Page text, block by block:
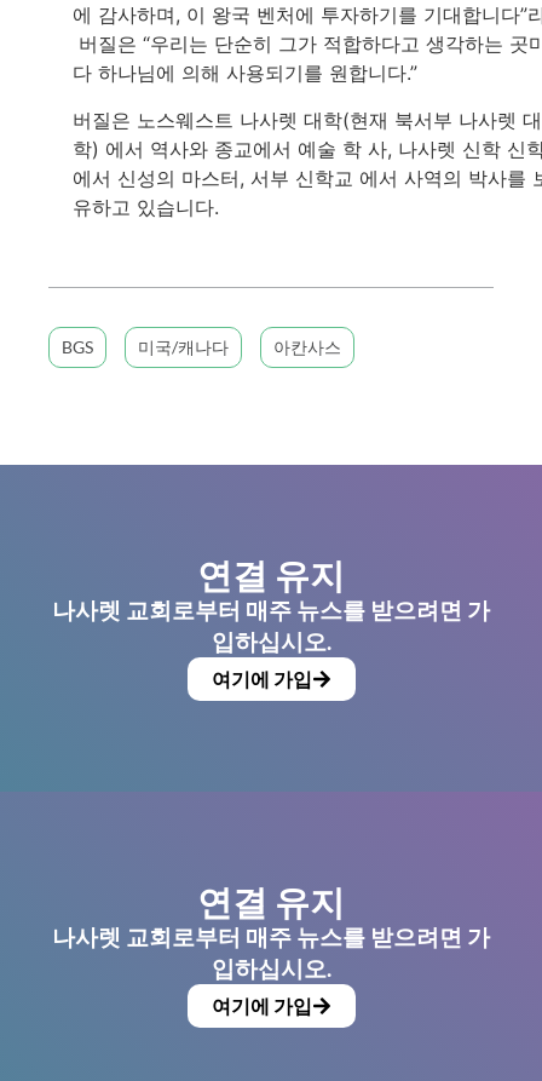
에 감사하며, 이 왕국 벤처에 투자하기를 기대합니다”
버질은 “우리는 단순히 그가 적합하다고 생각하는 곳
다 하나님에 의해 사용되기를 원합니다.”
버질은 노스웨스트 나사렛 대학(현재 북서부 나사렛 대
학) 에서 역사와 종교에서 예술 학 사, 나사렛 신학 신
에서 신성의 마스터, 서부 신학교 에서 사역의 박사를
유하고 있습니다.
BGS 미국/캐나다 아칸사스
연결 유지
나사렛 교회로부터 매주 뉴스를 받으려면 가
입하십시오.
여기에 가입
연결 유지
나사렛 교회로부터 매주 뉴스를 받으려면 가
입하십시오.
여기에 가입